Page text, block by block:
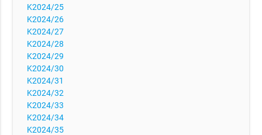
K2024/25
K2024/26
K2024/27
K2024/28
K2024/29
K2024/30
K2024/31
K2024/32
K2024/33
K2024/34
K2024/35